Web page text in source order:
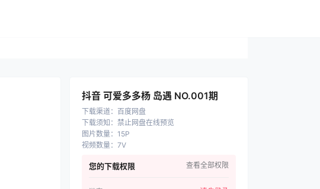
抖音 可爱多多杨 岛遇 NO.001期
下载渠道： 百度网盘
下载须知 ： 禁止网盘在线预览
图片数量： 15P
视频数量： 7V
您的下载权限 查看全部权限